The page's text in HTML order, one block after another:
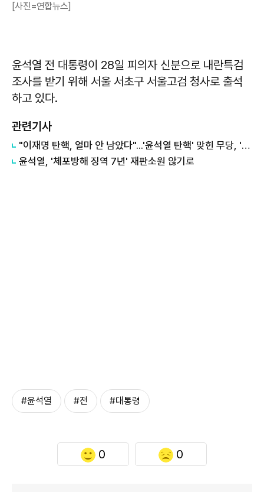
[사진=연합뉴스]
윤석열 전 대통령이 28일 피의자 신분으로 내란특검
조사를 받기 위해 서울 서초구 서울고검 청사로 출석
하고 있다.
관련기사
"이재명 탄핵, 얼마 안 남았다"...'윤석열 탄핵' 맞힌 무당, '성지글' 등장
윤석열, '체포방해 징역 7년' 재판소원 않기로
#윤석열 #전 #대통령
0 0